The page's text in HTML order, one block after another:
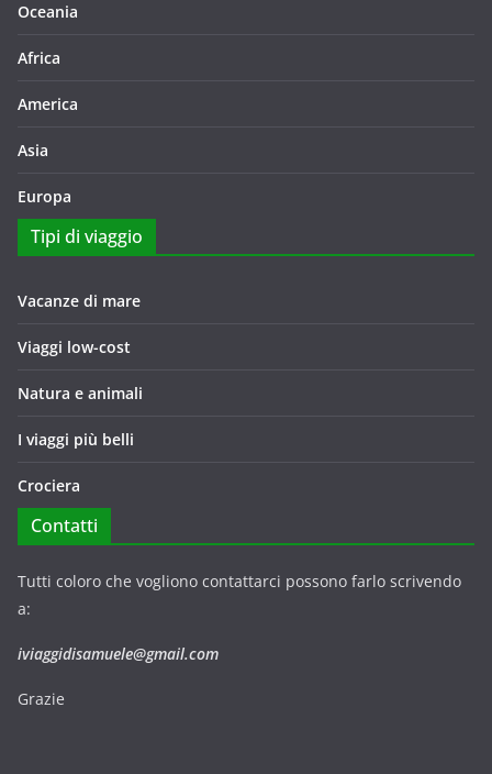
Oceania
Africa
America
Asia
Europa
Tipi di viaggio
Vacanze di mare
Viaggi low-cost
Natura e animali
I viaggi più belli
Crociera
Contatti
Tutti coloro che vogliono contattarci possono farlo scrivendo
a:
iviaggidisamuele@gmail.com
Grazie